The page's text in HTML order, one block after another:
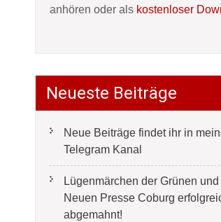
anhören oder als kostenloser
Neueste Beiträge
Neue Beiträge findet ihr in
Telegram Kanal
Lügenmärchen der Grünen und
Neuen Presse Coburg
abgemahnt!